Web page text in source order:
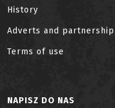
History
Adverts and partnership
Terms of use
NAPISZ DO NAS